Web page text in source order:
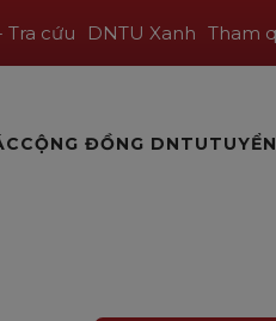
Tra cứu DNTU Xanh Tham
CỘNG ĐỒNG DNTU